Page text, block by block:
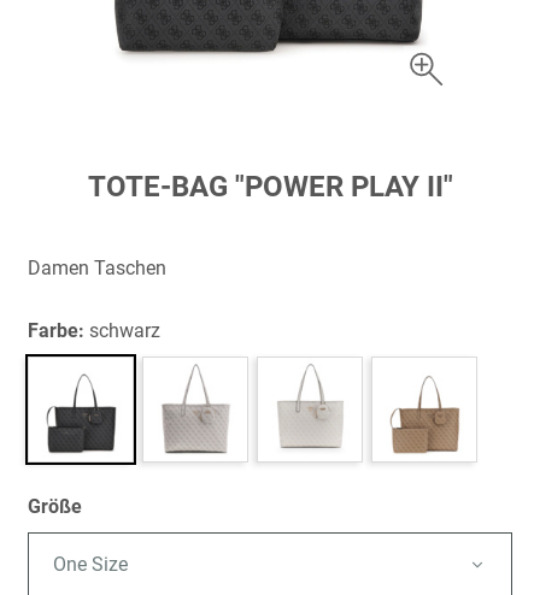
springen
TOTE-BAG "POWER PLAY II"
Damen Taschen
Farbe: schwarz
Größe
One Size